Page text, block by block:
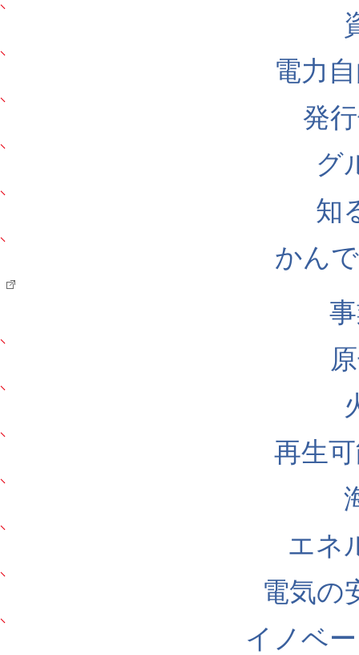
電力
発
グ
知
かん
再生
エネ
電気の
イノベ